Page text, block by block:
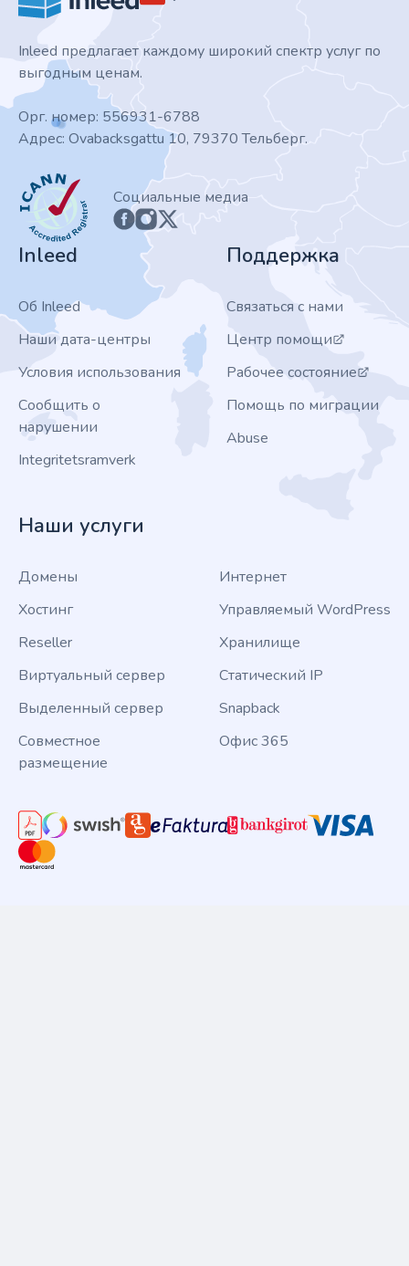
Inleed предлагает каждому широкий спектр услуг по
выгодным ценам.
Орг. номер: 556931-6788
Адрес: Ovabacksgattu 10, 79370 Тельберг.
ICANN
Социальные медиа
Inleed
Об Inleed
Наши дата-центры
Условия использования
Сообщить о
нарушении
Integritetsramverk
Поддержка
Связаться с нами
Центр помощи
Рабочее состояние
Помощь по миграции
Abuse
Наши услуги
Домены
Хостинг
Reseller
Виртуальный сервер
Выделенный сервер
Совместное
размещение
Интернет
Управляемый WordPress
Хранилище
Статический IP
Snapback
Офис 365